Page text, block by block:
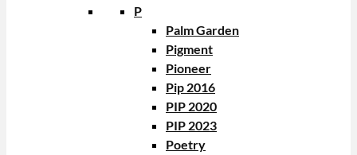
P
Palm Garden
Pigment
Pioneer
Pip 2016
PIP 2020
PIP 2023
Poetry